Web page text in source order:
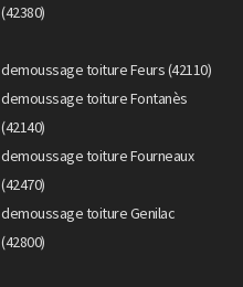
(42380)
demoussage toiture Feurs (42110)
demoussage toiture Fontanès
(42140)
demoussage toiture Fourneaux
(42470)
demoussage toiture Genilac
(42800)